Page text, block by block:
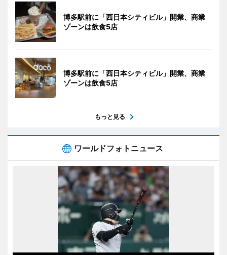
博多駅前に「西日本シティビル」開業、商業
ゾーンは飲食5店
博多駅前に「西日本シティビル」開業、商業
ゾーンは飲食5店
もっと見る
ワールドフォトニュース